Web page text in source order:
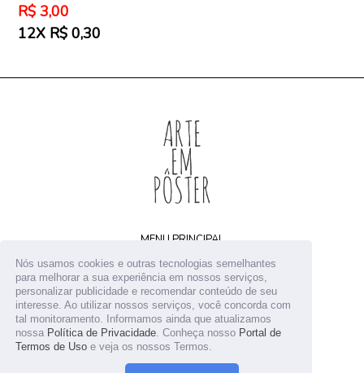
Nós usamos cookies e outras tecnologias semelhantes
para melhorar a sua experiência em nossos serviços,
personalizar publicidade e recomendar conteúdo de seu
interesse. Ao utilizar nossos serviços, você concorda com
tal monitoramento. Informamos ainda que atualizamos
nossa Política de Privacidade . Conheça nosso Portal de
Termos de Uso e veja os nossos Termos.
Preço
normal
R$ 3,00
12X R$ 0,30
MENU PRINCIPAL
Home
Arquivos digitais
Receba novidades
Contato